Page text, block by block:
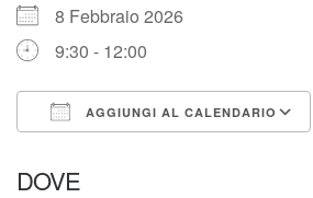
8 Febbraio 2026
9:30 - 12:00
AGGIUNGI AL CALENDARIO
DOVE